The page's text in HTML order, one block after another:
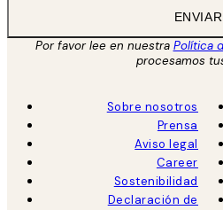
ENVIAR
Por favor lee en nuestra Política
procesamos
Sobre nosotros
Prensa
Aviso legal
Career
Sostenibilidad
Declaración de